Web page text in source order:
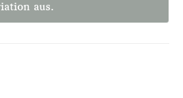
aus.